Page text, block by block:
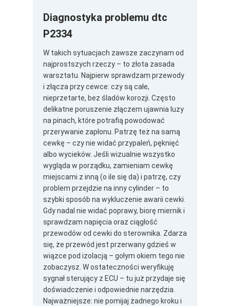
Diagnostyka problemu dtc
P2334
W takich sytuacjach zawsze zaczynam od
najprostszych rzeczy – to złota zasada
warsztatu. Najpierw sprawdzam przewody
i złącza przy cewce: czy są całe,
nieprzetarte, bez śladów korozji. Często
delikatne poruszenie złączem ujawnia luzy
na pinach, które potrafią powodować
przerywanie zapłonu. Patrzę też na samą
cewkę – czy nie widać przypaleń, pęknięć
albo wycieków. Jeśli wizualnie wszystko
wygląda w porządku, zamieniam cewkę
miejscami z inną (o ile się da) i patrzę, czy
problem przejdzie na inny cylinder – to
szybki sposób na wykluczenie awarii cewki.
Gdy nadal nie widać poprawy, biorę miernik i
sprawdzam napięcia oraz ciągłość
przewodów od cewki do sterownika. Zdarza
się, że przewód jest przerwany gdzieś w
wiązce pod izolacją – gołym okiem tego nie
zobaczysz. W ostateczności weryfikuję
sygnał sterujący z ECU – tu już przydaje się
doświadczenie i odpowiednie narzędzia.
Najważniejsze: nie pomijaj żadnego kroku i